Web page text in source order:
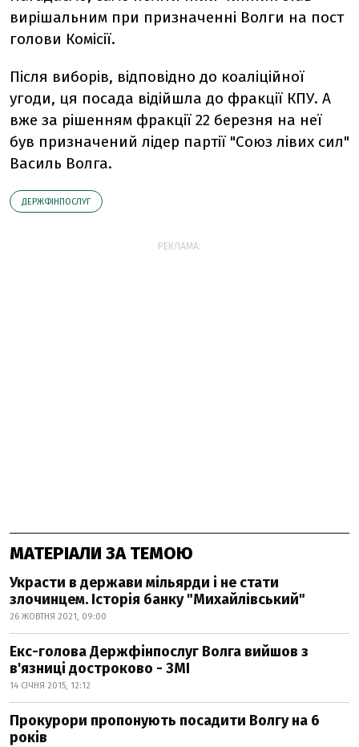
вирішальним при призначенні Волги на пост
голови Комісії.
Після виборів, відповідно до коаліційної
угоди, ця посада відійшла до фракції КПУ. А
вже за рішенням фракції 22 березня на неї
був призначений лідер партії "Союз лівих сил"
Василь Волга.
ДЕРЖФІНПОСЛУГ
РЕКЛАМА:
МАТЕРІАЛИ ЗА ТЕМОЮ
Украсти в держави мільярди і не стати
злочинцем. Історія банку "Михайлівський"
26 ЖОВТНЯ 2021, 09:00
Екс-голова Держфінпослуг Волга вийшов з
в'язниці достроково - ЗМІ
14 СІЧНЯ 2015, 12:12
Прокурори пропонують посадити Волгу на 6
років